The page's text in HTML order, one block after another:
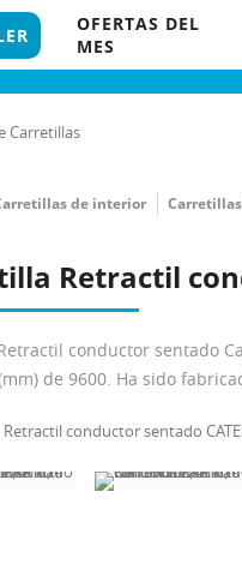
35
OFERTAS DEL
MES
de interior
Retractil
conductor sentado
de 9600. Ha sido